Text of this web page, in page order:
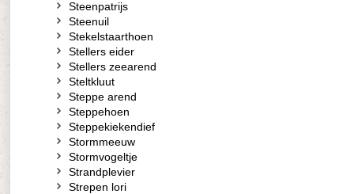
Steenpatrijs
Steenuil
Stekelstaarthoen
Stellers eider
Stellers zeearend
Steltkluut
Steppe arend
Steppehoen
Steppekiekendief
Stormmeeuw
Stormvogeltje
Strandplevier
Strepen lori